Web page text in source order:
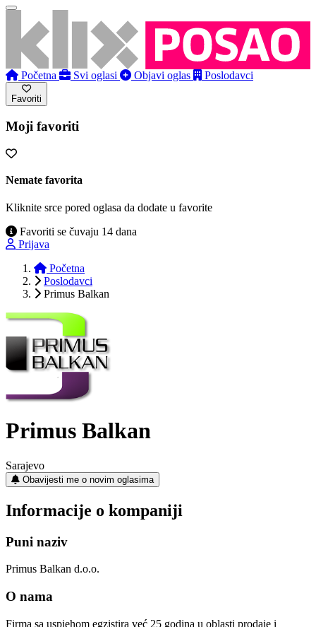
Početna Svi oglasi Objavi oglas Poslodavci
Favoriti
Moji favoriti
Nemate favorita
Kliknite srce pored oglasa da dodate u favorite
Favoriti se čuvaju 14 dana
Prijava
Početna
Poslodavci
Primus Balkan
Primus Balkan
Sarajevo
Obavijesti me o novim oglasima
Informacije o kompaniji
Puni naziv
Primus Balkan d.o.o.
O nama
Firma sa uspjehom egzistira već 25 godina u oblasti prodaje i